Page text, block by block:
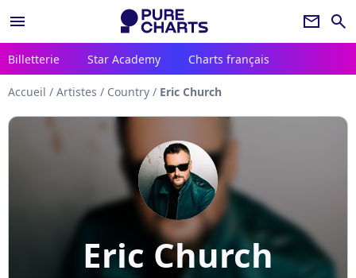
menu newsletter search
Billetterie Star Academy Charts français
Accueil / Artistes / Country / Eric Church
Eric Church